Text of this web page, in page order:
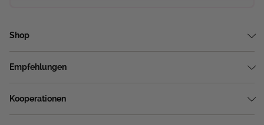
Shop
Empfehlungen
Kooperationen